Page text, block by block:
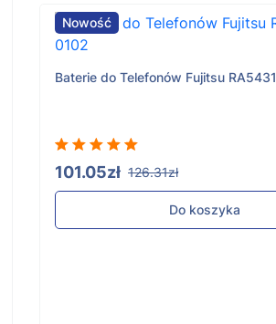
Nowość
Baterie do Telefonów Fujitsu
101.05zł 126.31zł
Do koszyka